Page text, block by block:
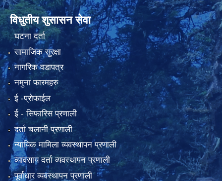
विधुतीय शुसासन सेवा
घटना दर्ता
सामाजिक सुरक्षा
नागरिक वडापत्र
नमुना फारमहरु
ई -प्रोफाईल
ई‍ - सिफारिस प्रणाली
दर्ता चलानी प्रणाली
न्यायिक मामिला व्यवस्थापन प्रणाली
व्यावसाय दर्ता व्यवस्थापन प्रणाली
पूर्वाधार व्यवस्थापन प्रणाली